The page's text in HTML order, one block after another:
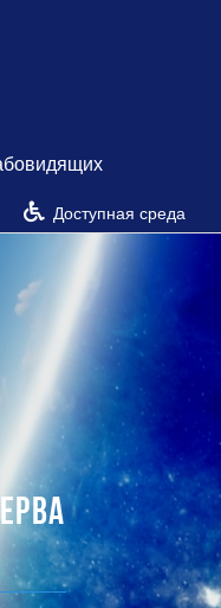
Доступная среда